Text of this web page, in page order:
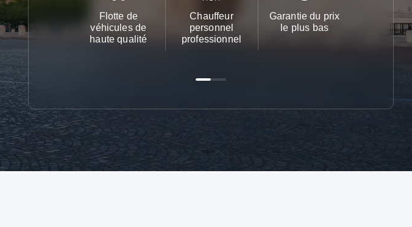
Flotte de
véhicules de
haute qualité
Chauffeur
personnel
professionnel
Garantie du prix
le plus bas
Service
24h/24